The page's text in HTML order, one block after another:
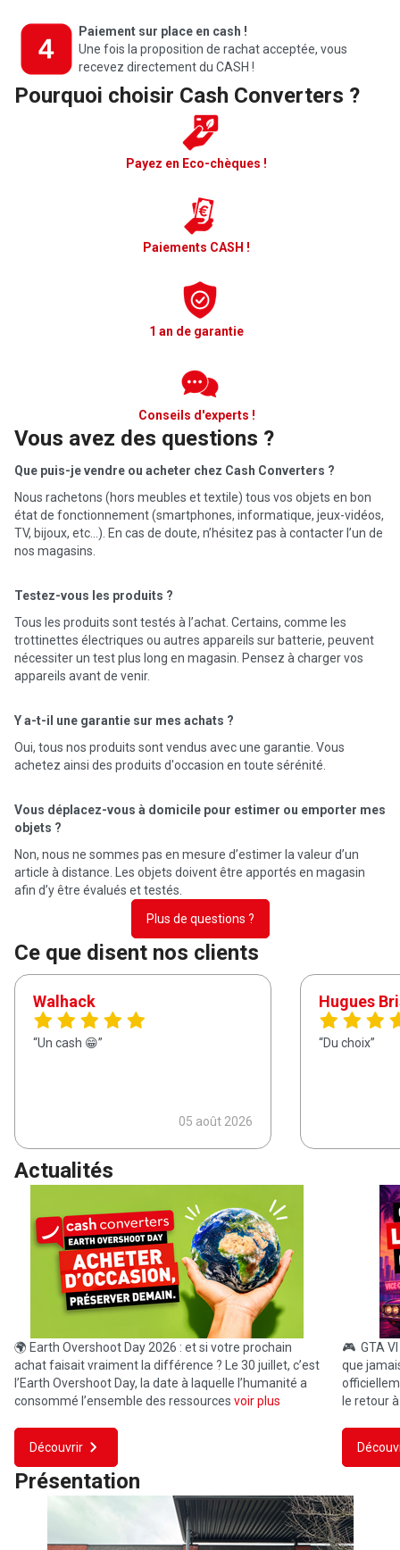
Paiement sur place en cash !
Une fois la proposition de rachat acceptée, vous
recevez directement du CASH !
Pourquoi choisir Cash Converters ?
Payez en Eco-chèques !
Paiements CASH !
1 an de garantie
Conseils d'experts !
Vous avez des questions ?
Que puis-je vendre ou acheter chez Cash Converters ?
Nous rachetons (hors meubles et textile) tous vos objets en bon
état de fonctionnement (smartphones, informatique, jeux-vidéos,
TV, bijoux, etc…). En cas de doute, n’hésitez pas à contacter l’un de
nos magasins.
Testez-vous les produits ?
Tous les produits sont testés à l’achat. Certains, comme les
trottinettes électriques ou autres appareils sur batterie, peuvent
nécessiter un test plus long en magasin. Pensez à charger vos
appareils avant de venir.
Y a-t-il une garantie sur mes achats ?
Oui, tous nos produits sont vendus avec une garantie. Vous
achetez ainsi des produits d'occasion en toute sérénité.
Vous déplacez-vous à domicile pour estimer ou emporter mes
objets ?
Non, nous ne sommes pas en mesure d’estimer la valeur d’un
article à distance. Les objets doivent être apportés en magasin
afin d’y être évalués et testés.
Plus de questions ?
Ce que disent nos clients
Walhack
05 août 2026
Un cash 😁
Hugues
Du choix
Actualités
🌍 Earth Overshoot Day 2026 : et si votre prochain
achat faisait vraiment la différence ? Le 30 juillet, c’est
l’Earth Overshoot Day, la date à laquelle l’humanité a
consommé l’ensemble des ressources voir plus
Découvrir
🎮 GTA
que
le retour
Présentation